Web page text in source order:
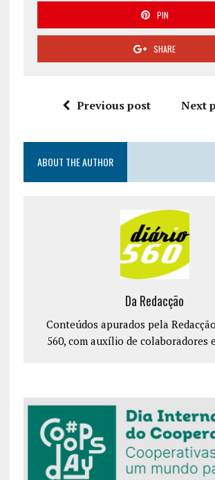
PIN
SHARE
Previous post Next
ABOUT THE AUTHOR
Da Redacção
Conteúdos apurados pela
560, com auxílio de colaboradores